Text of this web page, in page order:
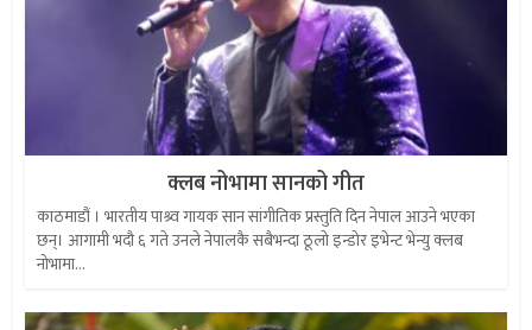
क्लब नोभामा सानको गीत
काठमाडौं । भारतीय पाश्र्व गायक सान सांगीतिक प्रस्तुति दिन नेपाल आउने भएका
छन्। आगामी भदौ ६ गते उनले नेपालकै सबैभन्दा ठूलो इन्डोर इभेन्ट भेन्यु क्लब
नोभामा...